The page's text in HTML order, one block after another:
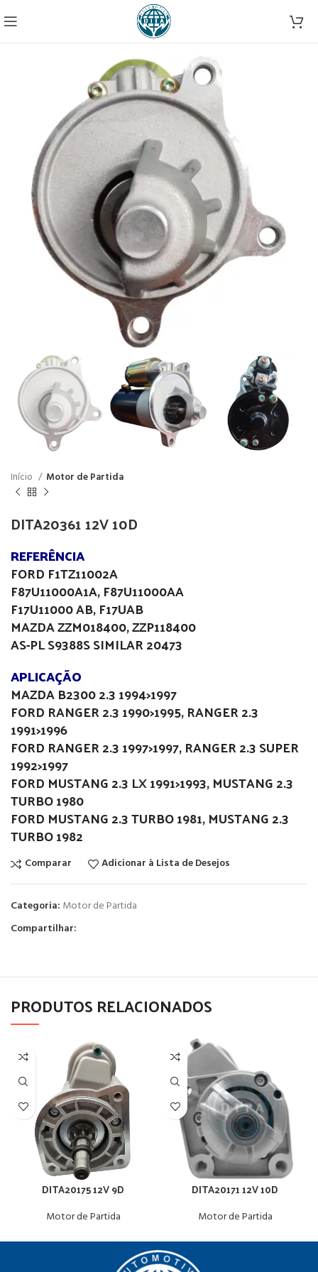
Início Motor de Partida
DITA20361 12V 10D
REFERÊNCIA
FORD F1TZ11002A
F87U11000A1A, F87U11000AA
F17U11000 AB, F17UAB
MAZDA ZZM018400, ZZP118400
AS-PL S9388S SIMILAR 20473
APLICAÇÃO
MAZDA B2300 2.3 1994>1997
FORD RANGER 2.3 1990>1995, RANGER 2.3
1991>1996
FORD RANGER 2.3 1997>1997, RANGER 2.3 SUPER
1992>1997
FORD MUSTANG 2.3 LX 1991>1993, MUSTANG 2.3
TURBO 1980
FORD MUSTANG 2.3 TURBO 1981, MUSTANG 2.3
TURBO 1982
Comparar Adicionar à Lista de Desejos
Categoria: Motor de Partida
Compartilhar:
PRODUTOS RELACIONADOS
DITA20175 12V 9D
Motor de Partida
DITA20171 12V 10D
Motor de Partida